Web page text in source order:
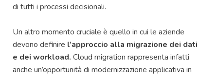
di tutti i processi decisionali.
Un altro momento cruciale è quello in cui le aziende
devono definire l’approccio alla migrazione dei dati
e dei workload. Cloud migration rappresenta infatti
anche un’opportunità di modernizzazione applicativa in